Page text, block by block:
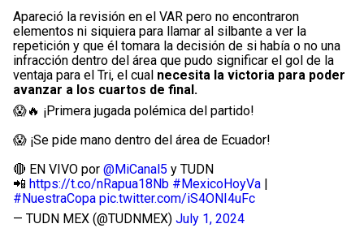
Apareció la revisión en el VAR pero no encontraron
elementos ni siquiera para llamar al silbante a ver la
repetición y que él tomara la decisión de si había o no una
infracción dentro del área que pudo significar el gol de la
ventaja para el Tri, el cual necesita la victoria para poder
avanzar a los cuartos de final.
😱🔥 ¡Primera jugada polémica del partido!
😱 ¡Se pide mano dentro del área de Ecuador!
🔴 EN VIVO por @MiCanal5 y TUDN
📲 https://t.co/nRapua18Nb #MexicoHoyVa |
#NuestraCopa pic.twitter.com/iS4ONI4uFc
— TUDN MEX (@TUDNMEX) July 1, 2024